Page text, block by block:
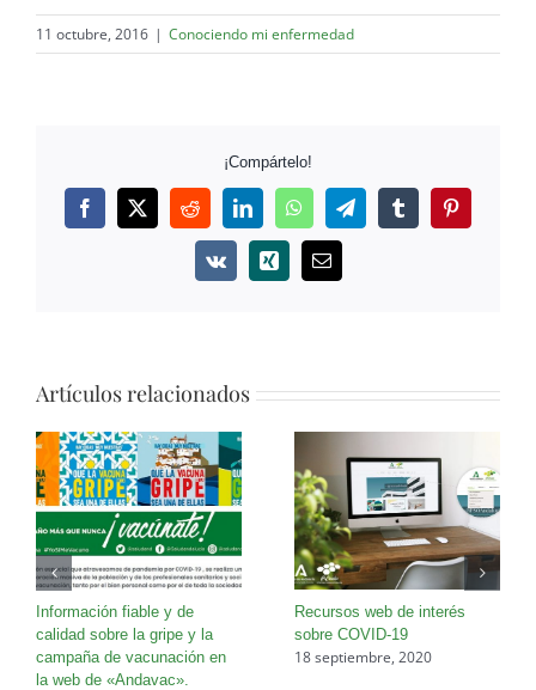
11 octubre, 2016 | Conociendo mi enfermedad
¡Compártelo!
FacebookTwitterRedditLinkedInWhatsAppTelegramTumblrPinterest
Vk Xing
Correo
electrónico
Artículos relacionados
Información fiable y de
calidad sobre la gripe y la
campaña de vacunación en
la web de «Andavac».
Recursos web de interés
sobre COVID-19
18 septiembre, 2020